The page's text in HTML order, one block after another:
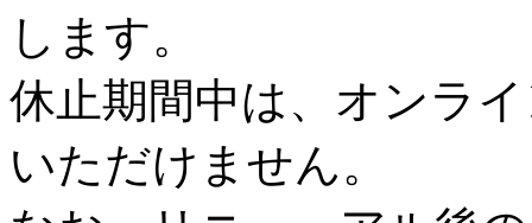
します。
休止期間中は、オンラ
いただけません。